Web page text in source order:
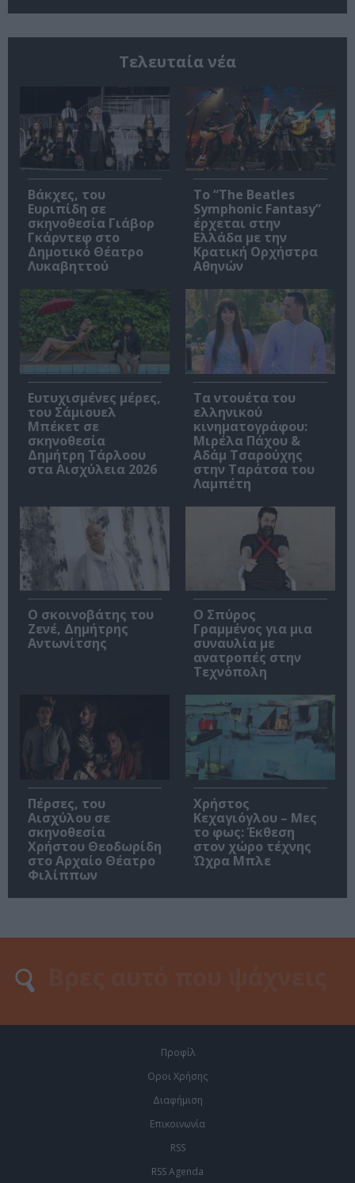
Τελευταία νέα
Βάκχες, του
Ευριπίδη σε
σκηνοθεσία Γιάβορ
Γκάρντεφ στο
Δημοτικό Θέατρο
Λυκαβηττού
Το “The Beatles
Symphonic Fantasy”
έρχεται στην
Ελλάδα με την
Κρατική Ορχήστρα
Αθηνών
Ευτυχισμένες μέρες,
του Σάμιουελ
Μπέκετ σε
σκηνοθεσία
Δημήτρη Τάρλοου
στα Αισχύλεια 2026
Τα ντουέτα του
ελληνικού
κινηματογράφου:
Μιρέλα Πάχου &
Αδάμ Τσαρούχης
στην Ταράτσα του
Λαμπέτη
Ο σκοινοβάτης του
Ζενέ, Δημήτρης
Αντωνίτσης
Ο Σπύρος
Γραμμένος για μια
συναυλία με
ανατροπές στην
Τεχνόπολη
Πέρσες, του
Αισχύλου σε
σκηνοθεσία
Χρήστου Θεοδωρίδη
στο Αρχαίο Θέατρο
Φιλίππων
Χρήστος
Κεχαγιόγλου – Μες
το φως: Έκθεση
στον χώρο τέχνης
Ώχρα Μπλε
Προφίλ
Οροι Χρήσης
Διαφήμιση
Επικοινωνία
RSS
RSS Agenda